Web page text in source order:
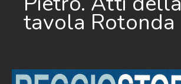
tavola Rotonda